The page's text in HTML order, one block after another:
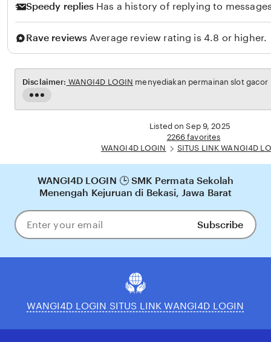
hSpeedy replies Has a history of replying to
Rave reviews Average review rating is 4.8 or higher.
Read
the
Disclaimer: WANGI4D LOGIN menyediakan permainan slot
Listed on Sep 9, 2025
2266 favorites
WANGI4D LOGIN
SITUS LINK WANGI4D
WANGI4D LOGIN 🕒 SMK Permata Sekolah
Menengah Kejuruan di Bekasi, Jawa Barat
Enter
your
Subscribe
WANGI4D LOGIN SITUS LINK WANGI4D LOGIN